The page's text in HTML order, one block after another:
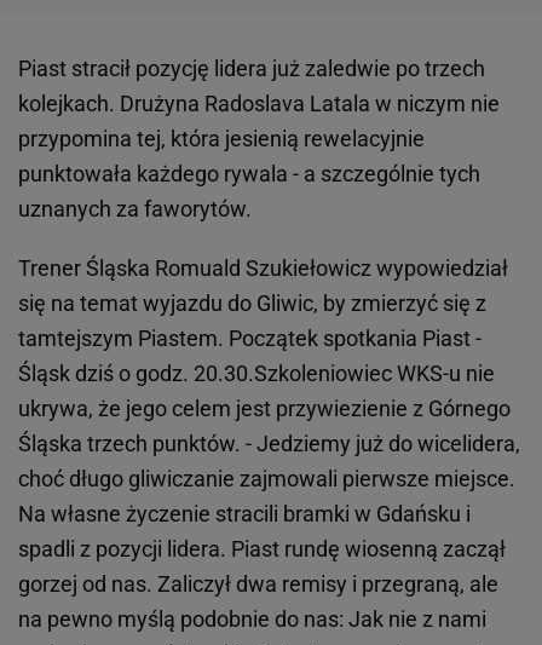
Piast stracił pozycję lidera już zaledwie po trzech
kolejkach. Drużyna Radoslava Latala w niczym nie
przypomina tej, która jesienią rewelacyjnie
punktowała każdego rywala - a szczególnie tych
uznanych za faworytów.
Trener Śląska Romuald Szukiełowicz wypowiedział
się na temat wyjazdu do Gliwic, by zmierzyć się z
tamtejszym Piastem. Początek spotkania Piast -
Śląsk dziś o godz. 20.30.Szkoleniowiec WKS-u nie
ukrywa, że jego celem jest przywiezienie z Górnego
Śląska trzech punktów. - Jedziemy już do wicelidera,
choć długo gliwiczanie zajmowali pierwsze miejsce.
Na własne życzenie stracili bramki w Gdańsku i
spadli z pozycji lidera. Piast rundę wiosenną zaczął
gorzej od nas. Zaliczył dwa remisy i przegraną, ale
na pewno myślą podobnie do nas: Jak nie z nami